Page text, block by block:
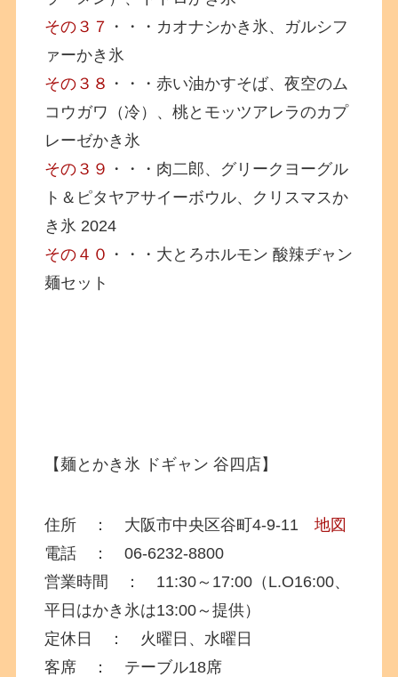
その３７ ・・・カオナシかき氷、ガルシフ
ァーかき氷
その３８ ・・・赤い油かすそば、夜空のム
コウガワ（冷）、桃とモッツアレラのカプ
レーゼかき氷
その３９ ・・・肉二郎、グリークヨーグル
ト＆ピタヤアサイーボウル、クリスマスか
き氷 2024
その４０ ・・・大とろホルモン 酸辣ヂャン
麺セット
【麺とかき氷 ドギャン 谷四店】
住所 ： 大阪市中央区谷町4-9-11地図
電話 ： 06-6232-8800
営業時間 ： 11:30～17:00（L.O16:00、
平日はかき氷は13:00～提供）
定休日 ： 火曜日、水曜日
客席 ： テーブル18席